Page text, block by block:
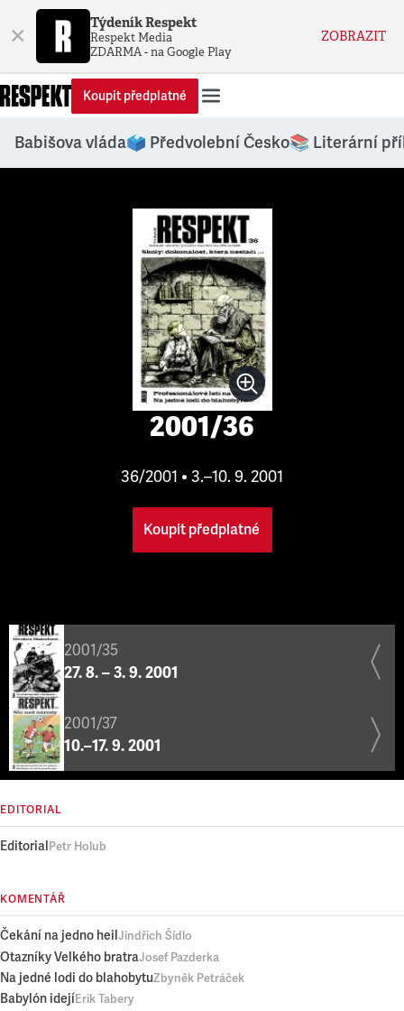
× Týdeník Respekt
Respekt Media
ZDARMA - na Google Play
ZOBRAZIT
Koupit předplatné
Babišova vláda🗳️ Předvolební Česko📚 Literární
36/2001 • 3.–10. 9. 2001
2001/36
Koupit předplatné
2001/35
27. 8. – 3. 9. 2001
2001/37
10.–17. 9. 2001
EDITORIAL
Editorial Petr Holub
KOMENTÁŘ
Čekání na jedno heilJindřich Šídlo
Otazníky Velkého bratraJosef Pazderka
Na jedné lodi do blahobytuZbyněk Petráček
Babylón idejíErik Tabery